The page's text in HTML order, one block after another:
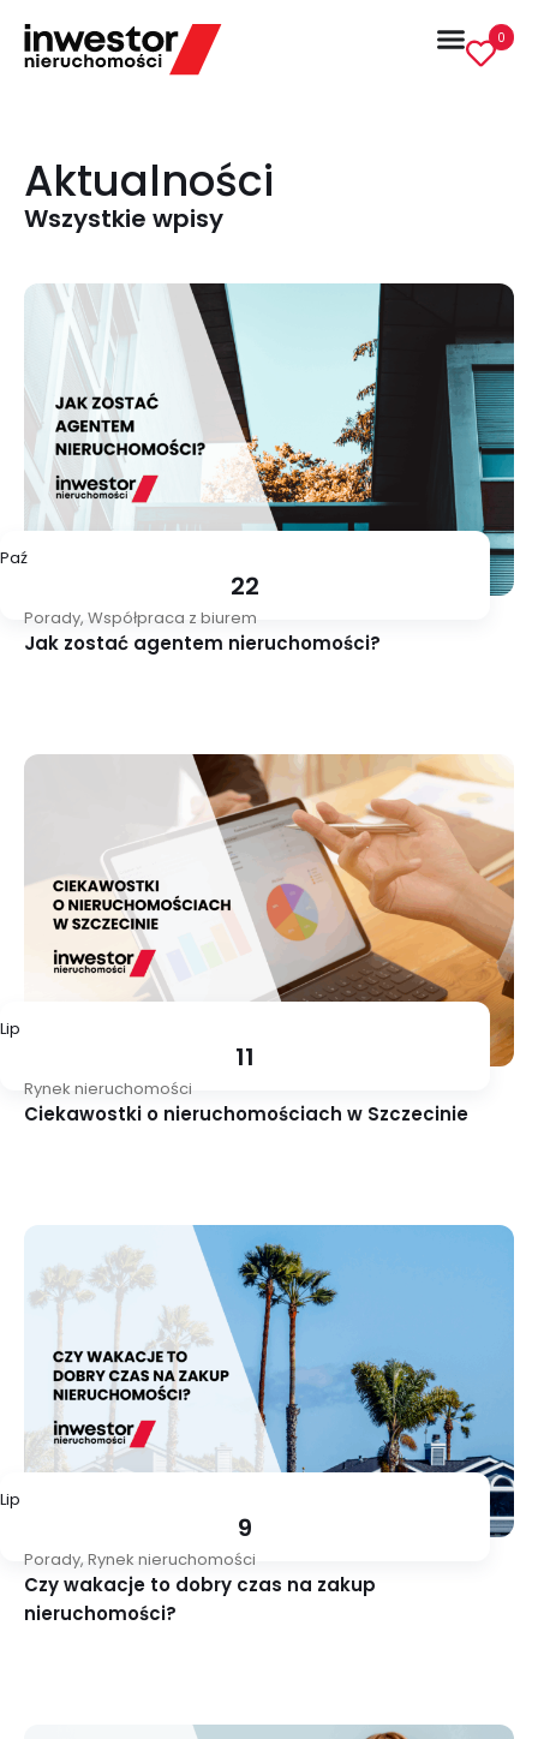
0
Aktualności
Wszystkie wpisy
Paź
22
Porady, Współpraca z biurem
Jak zostać agentem nieruchomości?
Lip
11
Rynek nieruchomości
Ciekawostki o nieruchomościach w Szczecinie
Lip
9
Porady, Rynek nieruchomości
Czy wakacje to dobry czas na zakup
nieruchomości?